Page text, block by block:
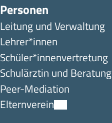
Personen
Leitung und Verwaltung
Lehrer*innen
Schüler*innen­ver­tretung
Schulärztin und Beratung
Peer-Mediation
Elternverein